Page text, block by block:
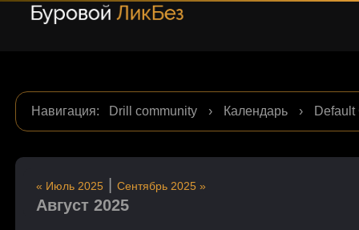
Навигация: Drill community › Календарь › Default
« Июль 2025 Сентябрь 2025 »
Август 2025